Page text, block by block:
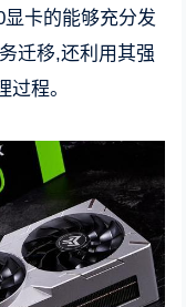
显卡的能够充分发
迁移,还利用其强
程。